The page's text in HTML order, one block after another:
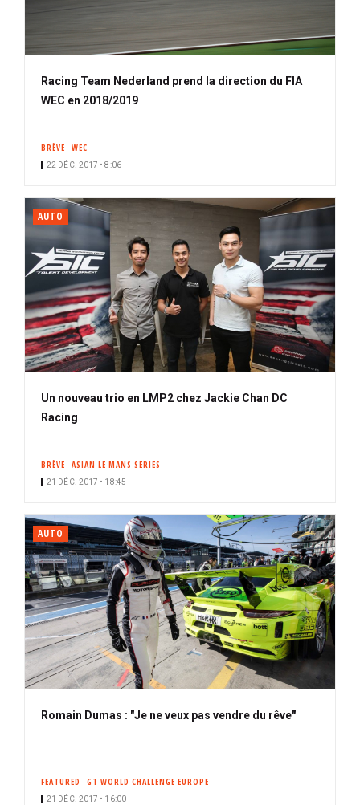
Racing Team Nederland prend la direction du FIA
WEC en 2018/2019
BRÈVE WEC
22 DÉC. 2017 • 8:06
AUTO
Un nouveau trio en LMP2 chez Jackie Chan DC
Racing
BRÈVE ASIAN LE MANS SERIES
21 DÉC. 2017 • 18:45
AUTO
Romain Dumas : "Je ne veux pas vendre du rêve"
FEATURED GT WORLD CHALLENGE EUROPE
21 DÉC. 2017 • 16:00